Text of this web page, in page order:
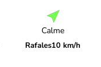
Calme
Rafales10 km/h